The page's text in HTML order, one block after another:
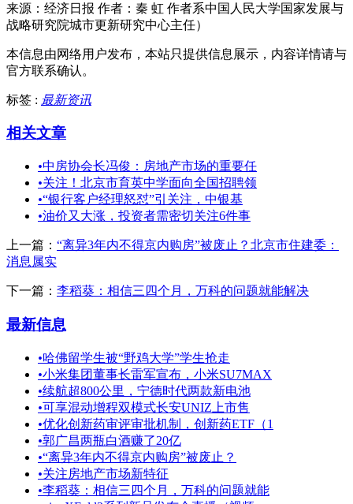
来源：经济日报 作者：秦 虹 作者系中国人民大学国家发展与
战略研究院城市更新研究中心主任）
本信息由网络用户发布， 本站只提供信息展示，内容详情请与
官方联系确认。
标签 : 最新资讯
相关文章
•中房协会长冯俊：房地产市场的重要任
•关注！北京市育英中学面向全国招聘领
•“银行客户经理怒怼”引关注，中银基
•油价又大涨，投资者需密切关注6件事
上一篇： “离异3年内不得京内购房”被废止？北京市住建委：
消息属实
下一篇： 李稻葵：相信三四个月，万科的问题就能解决
最新信息
•哈佛留学生被“野鸡大学”学生抢走
•小米集团董事长雷军宣布，小米SU7MAX
•续航超800公里，宁德时代两款新电池
•可享混动增程双模式长安UNIZ上市售
•优化创新药审评审批机制，创新药ETF（1
•郭广昌两瓶白酒赚了20亿
•“离异3年内不得京内购房”被废止？
•关注房地产市场新特征
•李稻葵：相信三四个月，万科的问题就能